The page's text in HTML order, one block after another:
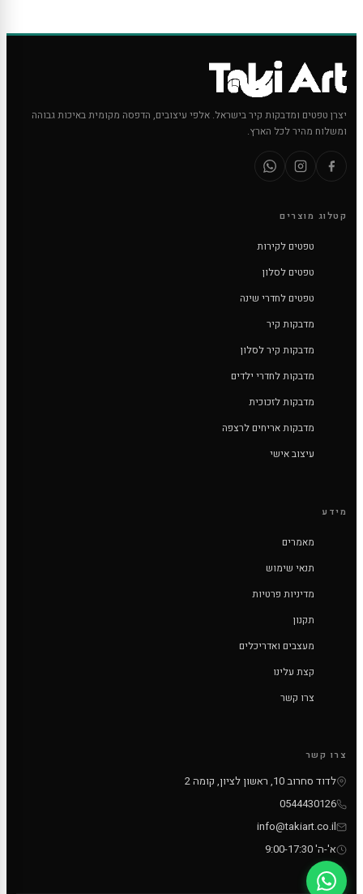
יצרן טפטים ומדבקות קיר בישראל. אלפי עיצובים, הדפסה מקומית באיכות גבוהה
ומשלוח מהיר לכל הארץ.
קטלוג מוצרים
טפטים לקירות
טפטים לסלון
טפטים לחדרי שינה
מדבקות קיר
מדבקות קיר לסלון
מדבקות לחדרי ילדים
מדבקות לזכוכית
מדבקות אריחים לרצפה
עיצוב אישי
מידע
מאמרים
תנאי שימוש
מדיניות פרטיות
תקנון
מעצבים ואדריכלים
קצת עלינו
צרו קשר
צרו קשר
לדוד סחרוב 10, ראשון לציון, קומה 2
0544430126
info@takiart.co.il
א'-ה' 9:00-17:30